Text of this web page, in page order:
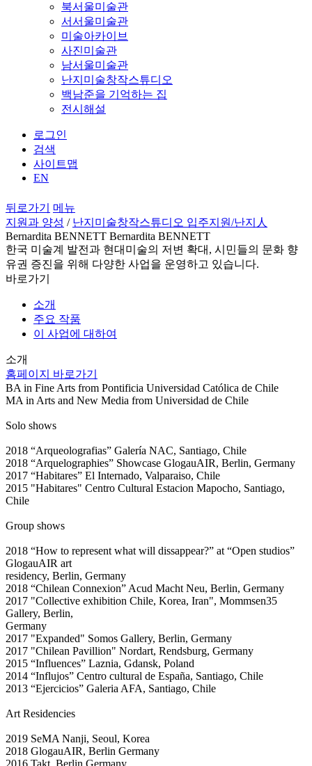
북서울미술관
서서울미술관
미술아카이브
사진미술관
남서울미술관
난지미술창작스튜디오
백남준을 기억하는 집
전시해설
로그인
검색
사이트맵
EN
뒤로가기
메뉴
지원과 양성 / 난지미술창작스튜디오 입주지원/난지人
Bernardita BENNETT Bernardita BENNETT
한국 미술계 발전과 현대미술의 저변 확대, 시민들의 문화 향
유권 증진을 위해 다양한 사업을 운영하고 있습니다.
바로가기
소개
주요 작품
이 사업에 대하여
소개
홈페이지 바로가기
BA in Fine Arts from Pontificia Universidad Católica de Chile
MA in Arts and New Media from Universidad de Chile
Solo shows
2018 “Arqueolografias” Galería NAC, Santiago, Chile
2018 “Arquelographies” Showcase GlogauAIR, Berlin, Germany
2017 “Habitares” El Internado, Valparaiso, Chile
2015 "Habitares" Centro Cultural Estacion Mapocho, Santiago,
Chile
Group shows
2018 “How to represent what will dissappear?” at “Open studios”
GlogauAIR art
residency, Berlin, Germany
2018 “Chilean Connexion” Acud Macht Neu, Berlin, Germany
2017 "Collective exhibition Chile, Korea, Iran", Mommsen35
Gallery, Berlin,
Germany
2017 "Expanded" Somos Gallery, Berlin, Germany
2017 "Chilean Pavillion" Nordart, Rendsburg, Germany
2015 “Influences” Laznia, Gdansk, Poland
2014 “Influjos” Centro cultural de España, Santiago, Chile
2013 “Ejercicios” Galeria AFA, Santiago, Chile
Art Residencies
2019 SeMA Nanji, Seoul, Korea
2018 GlogauAIR, Berlin Germany
2016 Takt, Berlin Germany